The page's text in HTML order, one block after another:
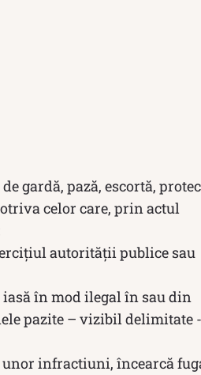
gardă, pază, escortă,
celor care, prin actul
autorității publice sau
în mod ilegal în sau din
pazite – vizibil delimitate -
infractiuni, încearcă